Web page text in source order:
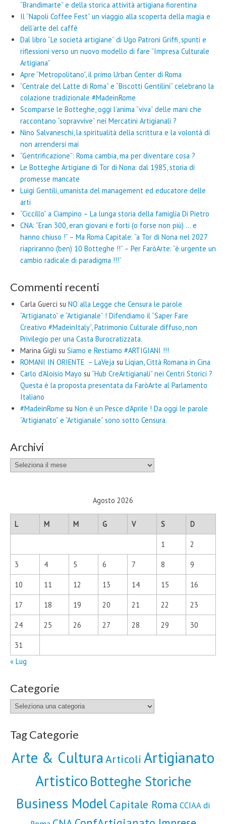
“Brandimarte” e della storica attività artigiana fiorentina
Il “Napoli Coffee Fest” un viaggio alla scoperta della magia e
dell’arte del caffè
Dal libro “Le società artigiane” di Ugo Patroni Griffi, spunti e
riflessioni verso un nuovo modello di fare “Impresa Culturale
Artigiana”
Apre “Metropolitano”, il primo Urban Center di Roma
“Centrale del Latte di Roma” e “Biscotti Gentilini” celebrano la
colazione tradizionale #MadeinRome
Scomparse le Botteghe, oggi l’anima “viva” delle mani che
raccontano “sopravvive” nei Mercatini Artigianali ?
Nino Salvaneschi, la spiritualità della scrittura e la volontà di
non arrendersi mai
“Gentrificazione”: Roma cambia, ma per diventare cosa ?
Le Botteghe Artigiane di Tor di Nona: dal 1985, storia di
promesse mancate
Luigi Gentili, umanista del management ed educatore delle
arti
“Ciccillo” a Ciampino – La lunga storia della famiglia Di Pietro
CNA: “Eran 300, eran giovani e forti (o forse non più) … e
hanno chiuso !” – Ma Roma Capitale: “a Tor di Nona nel 2027
riapriranno (ben) 10 Botteghe !!” – Per FaròArte: “è urgente un
cambio radicale di paradigma !!!”
Commenti recenti
Carla Guerci su NO alla Legge che Censura le parole
“Artigianato” e “Artigianale” ! Difendiamo il “Saper Fare
Creativo #MadeinItaly”, Patrimonio Culturale diffuso, non
Privilegio per una Casta Burocratizzata.
Marina Gigli su Siamo e Restiamo #ARTIGIANI !!!
ROMANI IN ORIENTE – LaVeja su Liqian, Città Romana in Cina
Carlo d'Aloisio Mayo su “Hub CreArtigianali” nei Centri Storici ?
Questa è la proposta presentata da FaròArte al Parlamento
Italiano
#MadeinRome su Non è un Pesce d’Aprile ! Da oggi le parole
“Artigianato” e “Artigianale” sono sotto Censura.
Archivi
Archivi
Agosto 2026
L M M G V S D
1 2
3 4 5 6 7 8 9
10 11 12 13 14 15 16
17 18 19 20 21 22 23
24 25 26 27 28 29 30
31
« Lug
Categorie
Categorie
Tag Categorie
Arte & CulturaArticoli Artigianato
Artistico Botteghe Storiche
Business ModelCapitale Roma CCIAA di